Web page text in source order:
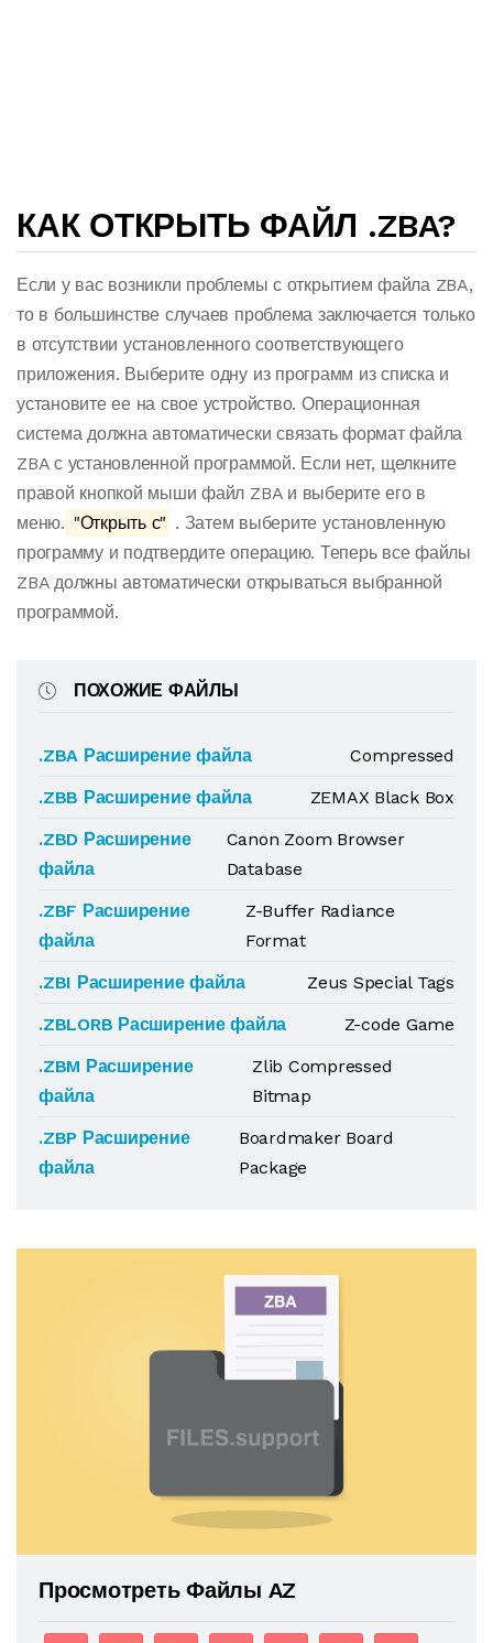
КАК ОТКРЫТЬ ФАЙЛ .ZBA?
Если у вас возникли проблемы с открытием файла ZBA,
то в большинстве случаев проблема заключается только
в отсутствии установленного соответствующего
приложения. Выберите одну из программ из списка и
установите ее на свое устройство. Операционная
система должна автоматически связать формат файла
ZBA с установленной программой. Если нет, щелкните
правой кнопкой мыши файл ZBA и выберите его в
меню. "Открыть с" . Затем выберите установленную
программу и подтвердите операцию. Теперь все файлы
ZBA должны автоматически открываться выбранной
программой.
ПОХОЖИЕ ФАЙЛЫ
.ZBA Расширение файла
Compressed
.ZBB Расширение файла
ZEMAX Black Box
.ZBD Расширение
файла
Canon Zoom Browser
Database
.ZBF Расширение
файла
Z-Buffer Radiance
Format
.ZBI Расширение файла
Zeus Special Tags
.ZBLORB Расширение файла
Z-code Game
.ZBM Расширение
файла
Zlib Compressed
Bitmap
.ZBP Расширение
файла
Boardmaker Board
Package
Просмотреть Файлы AZ